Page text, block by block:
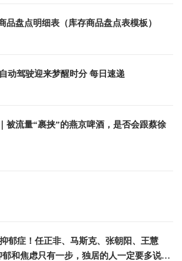
品盘点明细表（库存商品盘点表模板）
动驾驶迎来梦醒时分 每日速递
被流量“裹挟”的燕京啤酒，是否会跟蔡徐
郁症！任正非、马斯克、张朝阳、王慧
和焦虑只有一步，独居的人一定要多说话